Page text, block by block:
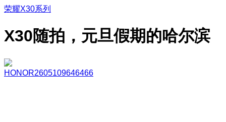
荣耀X30系列
X30随拍，元旦假期的哈尔滨
HONOR2605109646466